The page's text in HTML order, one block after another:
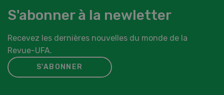
S'abonner à la newletter
Recevez les dernières nouvelles du monde de la
Revue-UFA.
S'ABONNER